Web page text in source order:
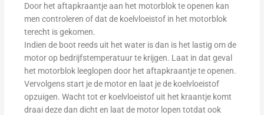
Door het aftapkraantje aan het motorblok te openen kan
men controleren of dat de koelvloeistof in het motorblok
terecht is gekomen.
Indien de boot reeds uit het water is dan is het lastig om de
motor op bedrijfstemperatuur te krijgen. Laat in dat geval
het motorblok leeglopen door het aftapkraantje te openen.
Vervolgens start je de motor en laat je de koelvloeistof
opzuigen. Wacht tot er koelvloeistof uit het kraantje komt
draai deze dan dicht en laat de motor lopen totdat ook